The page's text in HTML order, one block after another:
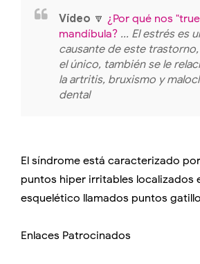
Vídeo 🔽 ¿Por qué nos
mandíbula? ... El estrés es
causante de este
el único, también se le
la artritis, bruxismo y
dental
El síndrome está caracterizado
puntos hiper irritables localizados
esquelético llamados puntos
Enlaces Patrocinados